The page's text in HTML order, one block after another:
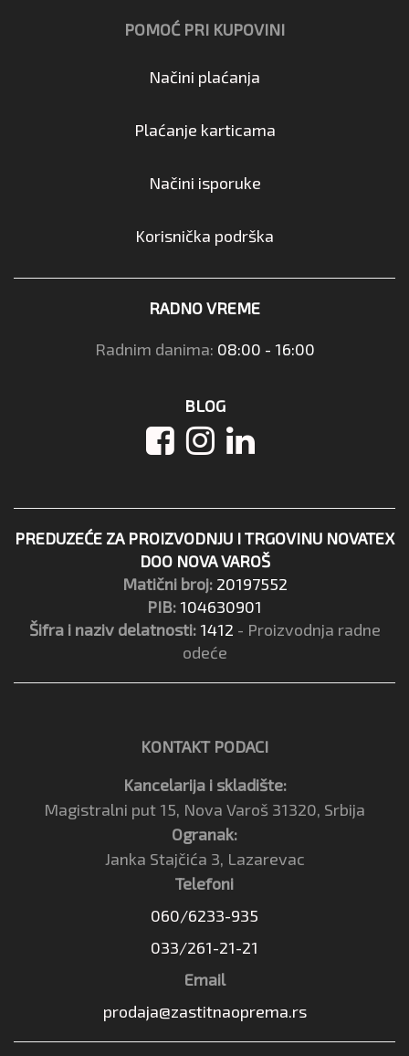
POMOĆ PRI KUPOVINI
Načini plaćanja
Plaćanje karticama
Načini isporuke
Korisnička podrška
RADNO VREME
Radnim danima: 08:00 - 16:00
BLOG
PREDUZEĆE ZA PROIZVODNJU I TRGOVINU NOVATEX
DOO NOVA VAROŠ
Matični broj: 20197552
PIB: 104630901
Šifra i naziv delatnosti: 1412 - Proizvodnja radne
odeće
KONTAKT PODACI
Kancelarija i skladište:
Magistralni put 15, Nova Varoš 31320, Srbija
Ogranak:
Janka Stajčića 3, Lazarevac
Telefoni
060/6233-935
033/261-21-21
Email
prodaja@zastitnaoprema.rs